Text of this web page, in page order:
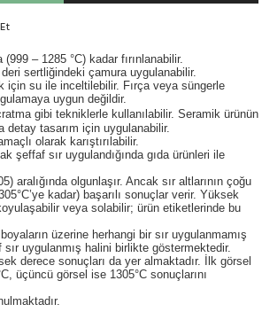
(999 – 1285 °C) kadar fırınlanabilir.
sertliğindeki çamura uygulanabilir.
için su ile inceltilebilir. Fırça veya süngerle
uygun değildir.
gibi tekniklerle kullanılabilir. Seramik ürünün
detay tasarım için uygulanabilir.
olarak karıştırılabilir.
şeffaf sır uygulandığında gıda ürünleri ile
aralığında olgunlaşır. Ancak sır altlarının çoğu
kadar) başarılı sonuçlar verir. Yüksek
veya solabilir; ürün etiketlerinde bu
üzerine herhangi bir sır uygulanmamış
uygulanmış halini birlikte göstermektedir.
derece sonuçları da yer almaktadır. İlk görsel
üçüncü görsel ise 1305°C sonuçlarını